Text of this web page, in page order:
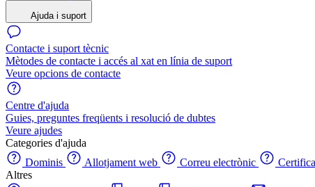
Ajuda i suport
Contacte i suport tècnic
Mètodes de contacte i accés al xat en línia de suport
Veure opcions de contacte
Centre d'ajuda
Guies, preguntes freqüents i resolució de dubtes
Veure ajudes
Categories d'ajuda
Dominis
Allotjament web Correu electrònic
Altres